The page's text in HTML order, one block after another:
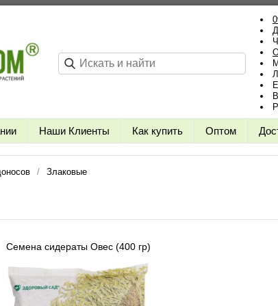
Наши Клиенты Как купить Оптом
Злаковые
Семена сидераты Овес (400 гр)